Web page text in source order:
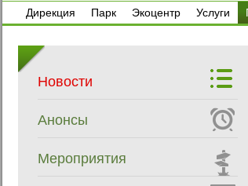
Дирекция
Парк
Экоцентр
Услуги
Новости
Анонсы
Мероприятия